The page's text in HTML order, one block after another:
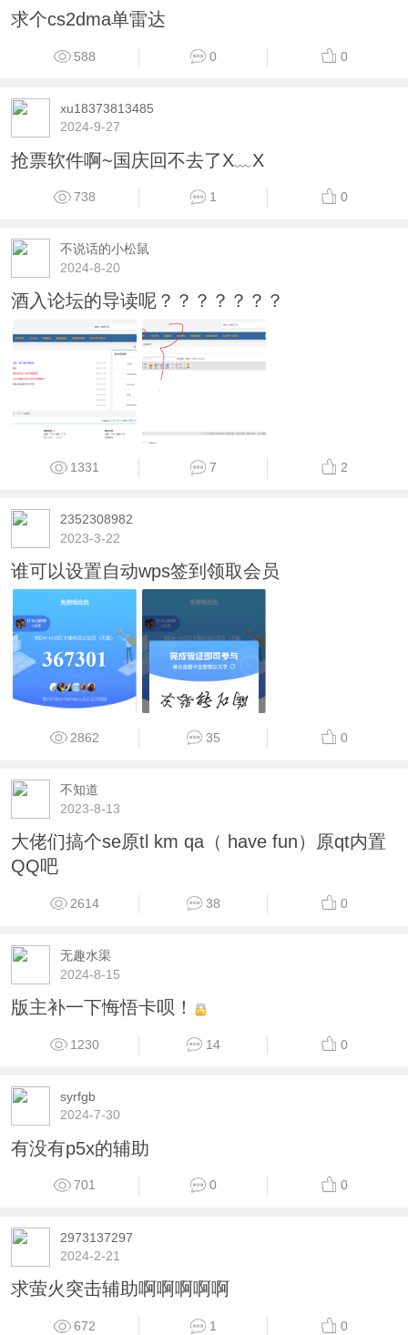
求个cs2dma单雷达
588 0 0
xu18373813485
2024-9-27
抢票软件啊~国庆回不去了X﹏X
738 1 0
不说话的小松鼠
2024-8-20
酒入论坛的导读呢？？？？？？？
1331 7 2
2352308982
2023-3-22
谁可以设置自动wps签到领取会员
2862 35 0
不知道
2023-8-13
大佬们搞个se原tl km qa（ have fun）原qt内置
QQ吧
2614 38 0
无趣水渠
2024-8-15
版主补一下悔悟卡呗！
1230 14 0
syrfgb
2024-7-30
有没有p5x的辅助
701 0 0
2973137297
2024-2-21
求萤火突击辅助啊啊啊啊啊
672 1 0